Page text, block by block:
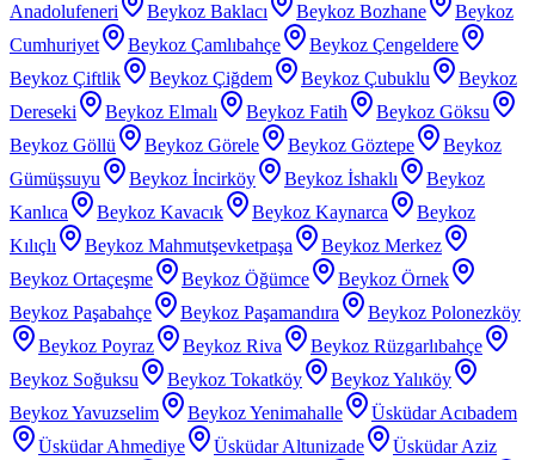
Anadolufeneri
Beykoz Baklacı Beykoz Bozhane
Beykoz
Cumhuriyet
Beykoz Çamlıbahçe
Beykoz Çengeldere
Beykoz Çiftlik
Beykoz Çiğdem Beykoz Çubuklu
Beykoz
Dereseki
Beykoz Elmalı Beykoz Fatih
Beykoz Göksu
Beykoz Göllü
Beykoz Görele Beykoz Göztepe
Beykoz
Gümüşsuyu
Beykoz İncirköy Beykoz İshaklı
Beykoz
Kanlıca
Beykoz Kavacık Beykoz Kaynarca
Beykoz
Kılıçlı
Beykoz Mahmutşevketpaşa
Beykoz Merkez
Beykoz Ortaçeşme
Beykoz Öğümce
Beykoz Örnek
Beykoz Paşabahçe
Beykoz Paşamandıra
Beykoz Polonezköy
Beykoz Poyraz
Beykoz Riva
Beykoz Rüzgarlıbahçe
Beykoz Soğuksu
Beykoz Tokatköy
Beykoz Yalıköy
Beykoz Yavuzselim
Beykoz Yenimahalle
Üsküdar Acıbadem
Üsküdar Ahmediye
Üsküdar Altunizade Üsküdar Aziz